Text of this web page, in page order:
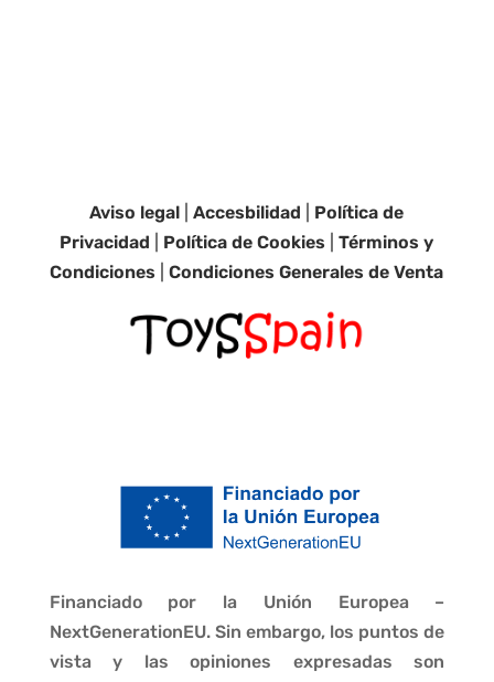
Aviso legal |Accesbilidad
Política de
Privacidad
Política de Cookies |Términos y
Condiciones |Condiciones Generales de Venta
Financiado por la Unión Europea –
NextGenerationEU. Sin embargo, los puntos de
vista y las opiniones expresadas son